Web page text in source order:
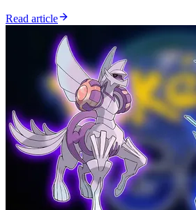
Read article